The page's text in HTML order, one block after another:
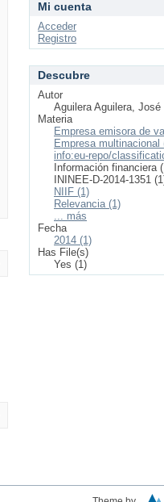
Mi cuenta
Acceder
Registro
Descubre
Autor
Aguilera Aguilera, José
Materia
Empresa emisora de
Empresa multinacional
info:eu-repo/
Información financiera
ININEE-D-2014-1351
NIIF (1)
Relevancia (1)
... más
Fecha
2014 (1)
Has File(s)
Yes (1)